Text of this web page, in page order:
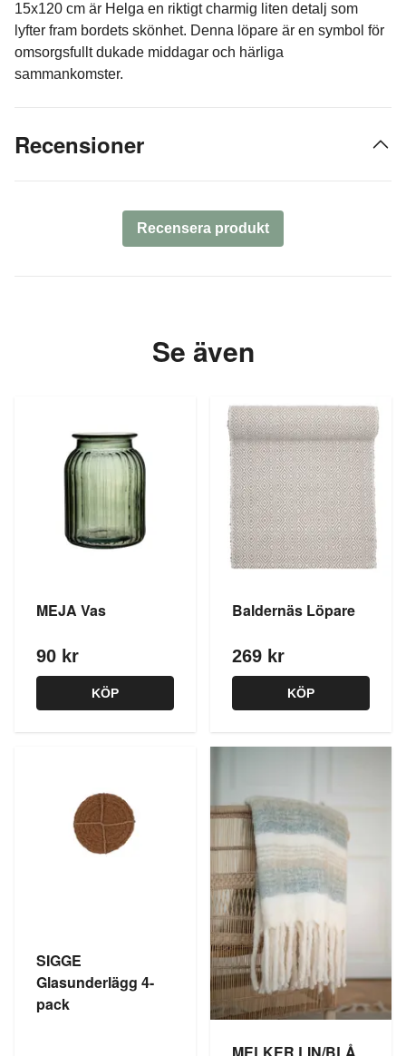
15x120 cm är Helga en riktigt charmig liten detalj som
lyfter fram bordets skönhet. Denna löpare är en symbol för
omsorgsfullt dukade middagar och härliga
sammankomster.
Recensioner
Recensera produkt
Se även
MEJA Vas
90 kr
KÖP
Baldernäs Löpare
269 kr
KÖP
SIGGE
Glasunderlägg 4-
pack